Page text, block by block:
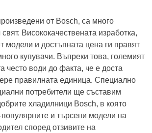
от Bosch, са много
Висококачествената изработка,
модели и достъпната цена ги правят
купувачи. Въпреки това, големият
често води до факта, че е доста
правилната единица. Специално
потребители ще съставим
хладилници Bosch, в която
и търсени модели на
според отзивите на